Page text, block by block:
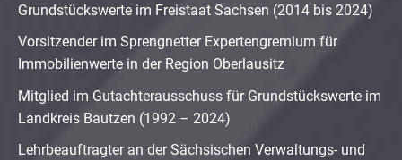
Grundstückswerte im Freistaat Sachsen (2014 bis 2024)
Vorsitzender im Sprengnetter Expertengremium für
Immobilienwerte in der Region Oberlausitz
Mitglied im Gutachterausschuss für Grundstückswerte im
Landkreis Bautzen (1992 – 2024)
Lehrbeauftragter an der Sächsischen Verwaltungs- und